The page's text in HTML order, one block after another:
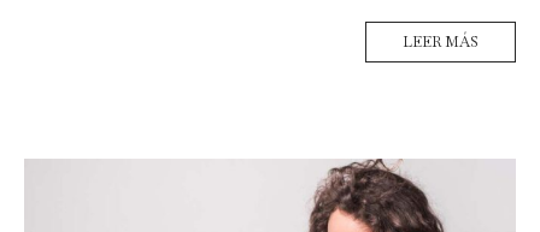
LEER MÁS